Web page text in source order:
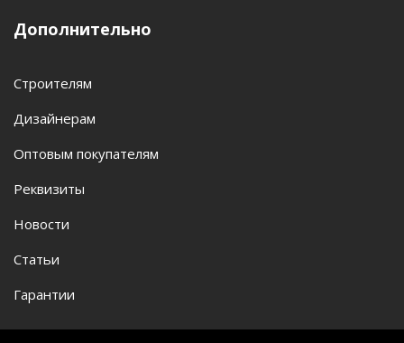
Дополнительно
Строителям
Дизайнерам
Оптовым покупателям
Реквизиты
Новости
Статьи
Гарантии